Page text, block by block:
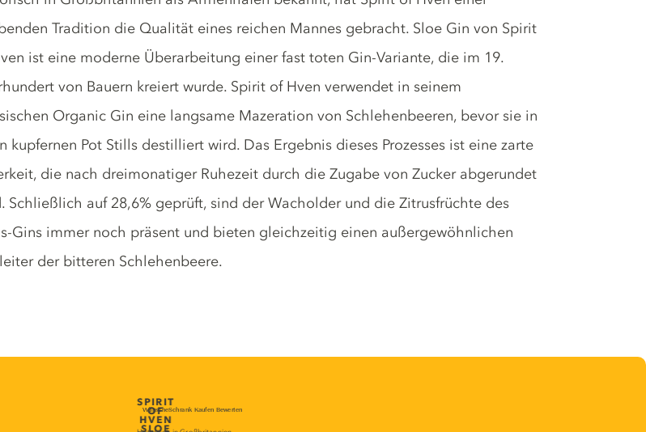
Tradition die Qualität eines reichen Mannes gebracht. Sloe Gin von Spirit
ist eine moderne Überarbeitung einer fast toten Gin-Variante, die im 19.
von Bauern kreiert wurde. Spirit of Hven verwendet in seinem
Organic Gin eine langsame Mazeration von Schlehenbeeren, bevor sie in
kupfernen Pot Stills destilliert wird. Das Ergebnis dieses Prozesses ist eine zarte
die nach dreimonatiger Ruhezeit durch die Zugabe von Zucker abgerundet
Schließlich auf 28,6% geprüft, sind der Wacholder und die Zitrusfrüchte des
Gins immer noch präsent und bieten gleichzeitig einen außergewöhnlichen
der bitteren Schlehenbeere.